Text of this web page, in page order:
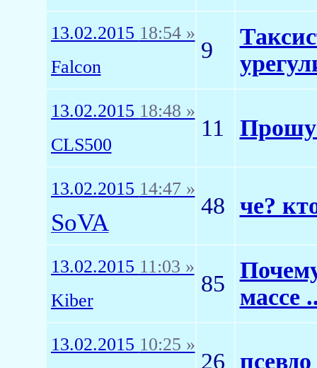
13.02.2015 18:54 »
Falcon
9
13.02.2015 18:48 »
CLS500
11 Прошу
13.02.2015 14:47 »
SoVA
48 че?
13.02.2015 11:03 »
Kiber
85
массе
13.02.2015 10:25 »
26